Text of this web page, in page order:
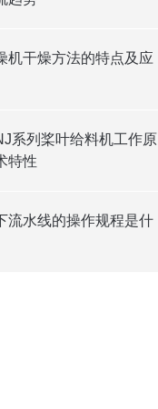
机干燥方法的特点及应
系列桨叶给料机工作原
特性
流水线的操作规程是什